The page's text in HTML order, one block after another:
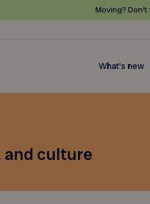
Moving?
What's new
and culture